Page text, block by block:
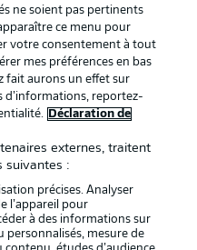
Diffuseurs
Contact
Joueurs
ne soient pas pertinents
ce menu pour
votre consentement à tout
mes préférences en bas
fait aurons un effet sur
d’informations, reportez-
Déclaration de
externes, traitent
suivantes :
précises. Analyser
l’appareil pour
à des informations sur
personnalisés, mesure de